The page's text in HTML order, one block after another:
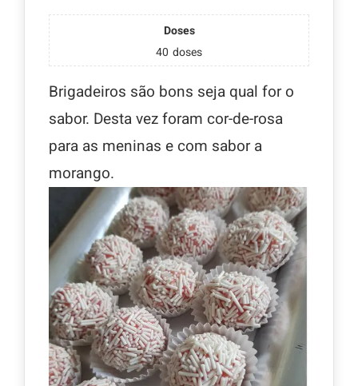
Doses
40 doses
Brigadeiros são bons seja qual for o
sabor. Desta vez foram cor-de-rosa
para as meninas e com sabor a
morango.